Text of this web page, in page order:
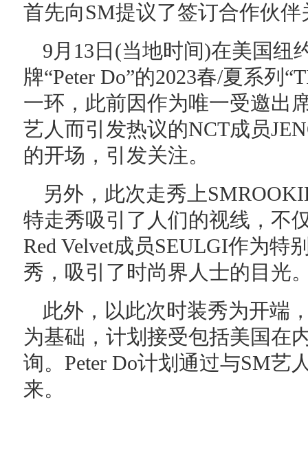
首先向SM提议了签订合作伙伴
9月13日(当地时间)在美国纽
牌“Peter Do”的2023春/夏系列
一环，此前因作为唯一受邀出
艺人而引发热议的NCT成员
的开场，引发关注。
另外，此次走秀上
特走秀吸引了人们的视线，不
Red Velvet成员SEULGI作为特
秀，吸引了时尚界人士的目光
此外，以此次时装秀为开端
为基础，计划接受包括美国在
询。Peter Do计划通过与SM艺
来。